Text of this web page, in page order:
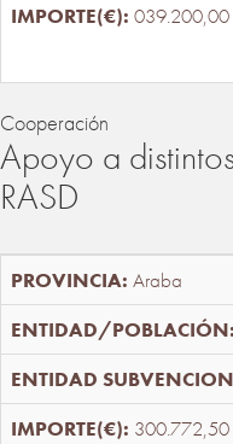
039.200,00
Cooperación
Apoyo a
RASD
Araba
300.772,50